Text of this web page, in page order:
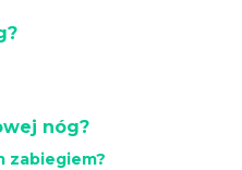
nóg?
zabiegiem?